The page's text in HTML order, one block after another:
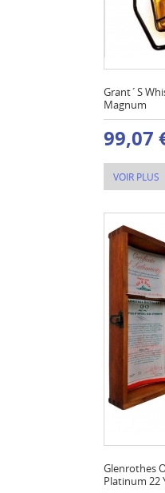
Grant´S
Magnum
99,07
VOIR PLUS
Glenrothes
Platinum 22